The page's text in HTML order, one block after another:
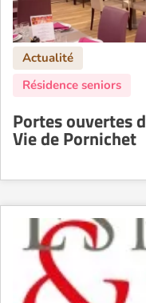
Portes ouvertes
Vie de Pornichet